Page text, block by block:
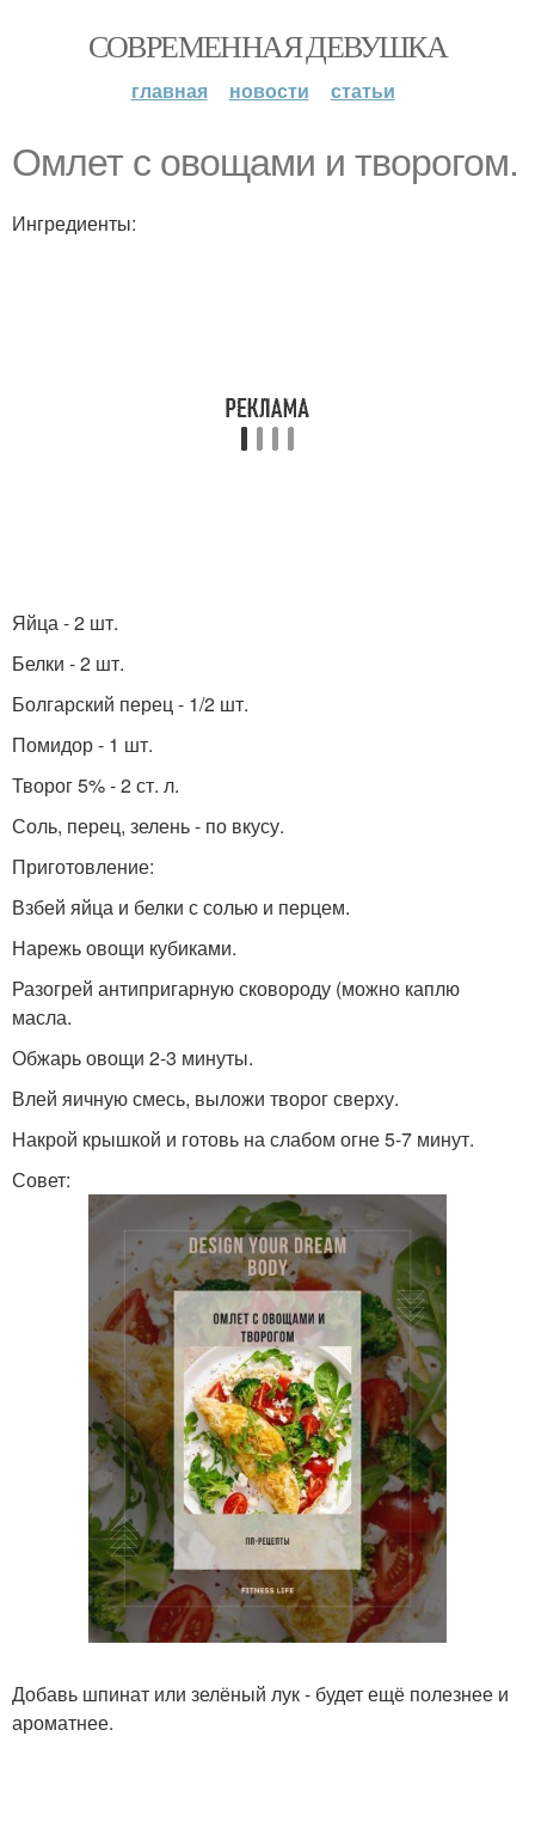
СОВРЕМЕННАЯ ДЕВУШКА
главная новости статьи
Омлет с овощами и творогом.
Ингредиенты:
Яйца - 2 шт.
Белки - 2 шт.
Болгарский перец - 1/2 шт.
Помидор - 1 шт.
Творог 5% - 2 ст. л.
Соль, перец, зелень - по вкусу.
Приготовление:
Взбей яйца и белки с солью и перцем.
Нарежь овощи кубиками.
Разогрей антипригарную сковороду (можно каплю
масла.
Обжарь овощи 2-3 минуты.
Влей яичную смесь, выложи творог сверху.
Накрой крышкой и готовь на слабом огне 5-7 минут.
Совет:
Добавь шпинат или зелёный лук - будет ещё полезнее и
ароматнее.